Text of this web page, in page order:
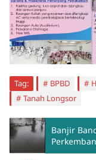
Tag: BPBD
Tanah Longsor
Banjir